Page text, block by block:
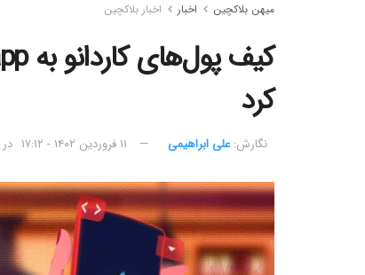
میهن بلاکچین اخبار اخبار بلاکچین
کرد
نگارش:‌ علی ابراهیمی ۱۱ فروردین ۱۴۰۲ - ۱۷:۱۲ در